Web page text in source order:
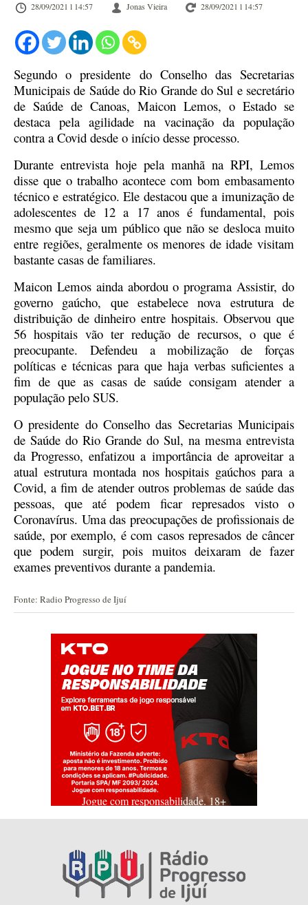
28/09/2021 l 14:57 Jonas Vieira 28/09/2021 l 14:57
Segundo o presidente do Conselho das Secretarias
Municipais de Saúde do Rio Grande do Sul e secretário
de Saúde de Canoas, Maicon Lemos, o Estado se
destaca pela agilidade na vacinação da população
contra a Covid desde o início desse processo.
Durante entrevista hoje pela manhã na RPI, Lemos
disse que o trabalho acontece com bom embasamento
técnico e estratégico. Ele destacou que a imunização de
adolescentes de 12 a 17 anos é fundamental, pois
mesmo que seja um público que não se desloca muito
entre regiões, geralmente os menores de idade visitam
bastante casas de familiares.
Maicon Lemos ainda abordou o programa Assistir, do
governo gaúcho, que estabelece nova estrutura de
distribuição de dinheiro entre hospitais. Observou que
56 hospitais vão ter redução de recursos, o que é
preocupante. Defendeu a mobilização de forças
políticas e técnicas para que haja verbas suficientes a
fim de que as casas de saúde consigam atender a
população pelo SUS.
O presidente do Conselho das Secretarias Municipais
de Saúde do Rio Grande do Sul, na mesma entrevista
da Progresso, enfatizou a importância de aproveitar a
atual estrutura montada nos hospitais gaúchos para a
Covid, a fim de atender outros problemas de saúde das
pessoas, que até podem ficar represados visto o
Coronavírus. Uma das preocupações de profissionais de
saúde, por exemplo, é com casos represados de câncer
que podem surgir, pois muitos deixaram de fazer
exames preventivos durante a pandemia.
Fonte: Radio Progresso de Ijuí
Jogue com responsabilidade. 18+